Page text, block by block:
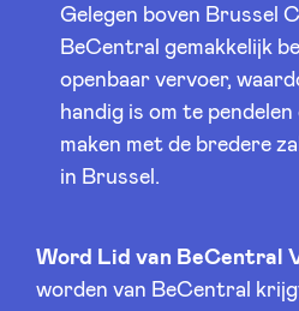
Gelegen boven Brussel
BeCentral gemakkelijk
openbaar vervoer,
handig is om te
maken met de bredere
in Brussel.
Word Lid van BeCentral
worden van BeCentral